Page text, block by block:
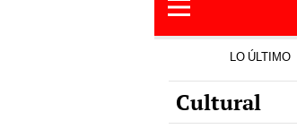
LO ÚLTIMO
Cultural